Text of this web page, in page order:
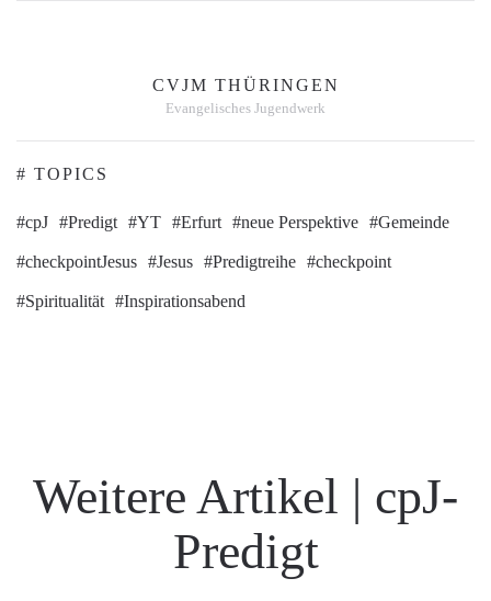
# TOPICS
#cpJ #Predigt #YT #Erfurt #neue Perspektive #Gemeinde
#checkpointJesus #Jesus #Predigtreihe #checkpoint
#Spiritualität #Inspirationsabend
CVJM THÜRINGEN
Evangelisches Jugendwerk
Weitere Artikel | cpJ-
Predigt